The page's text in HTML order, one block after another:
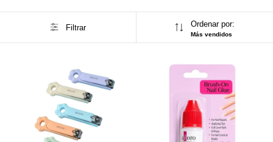
Filtrar Ordenar por:
Más vendidos